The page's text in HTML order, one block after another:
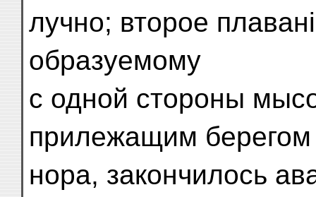
лучно; второе
образуемому
с одной стороны
прилежащим берегом
нора, закончилось